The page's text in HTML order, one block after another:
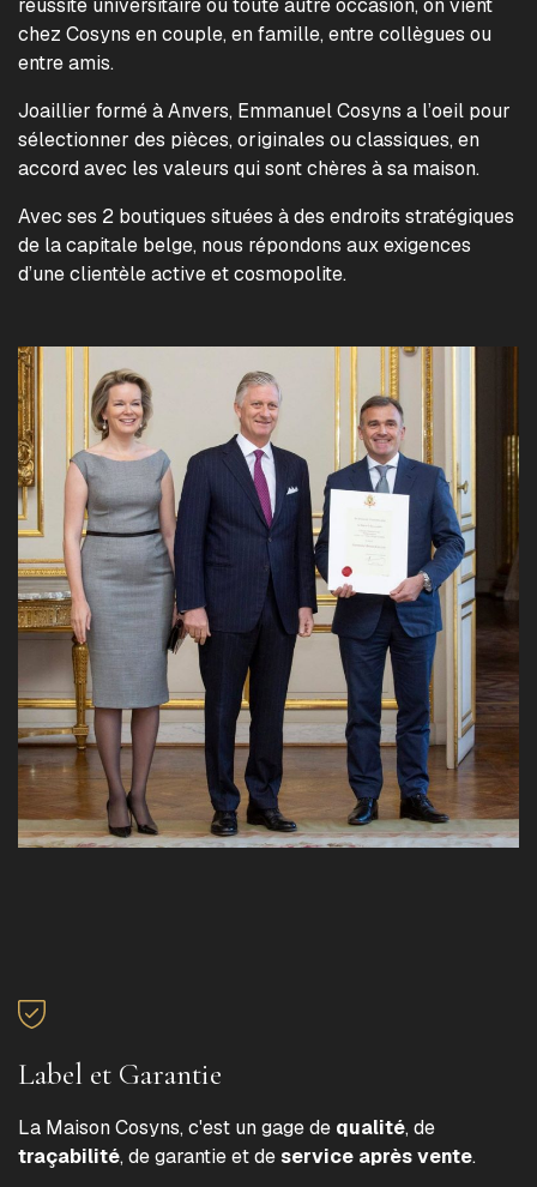
réussite universitaire ou toute autre occasion, on vient
chez Cosyns en couple, en famille, entre collègues ou
entre amis.
Joaillier formé à Anvers, Emmanuel Cosyns a l’oeil pour
sélectionner des pièces, originales ou classiques, en
accord avec les valeurs qui sont chères à sa maison.
Avec ses 2 boutiques situées à des endroits stratégiques
de la capitale belge, nous répondons aux exigences
d’une clientèle active et cosmopolite.
Label et Garantie
La Maison Cosyns, c'est un gage de qualité, de
traçabilité, de garantie et deservice après vente.